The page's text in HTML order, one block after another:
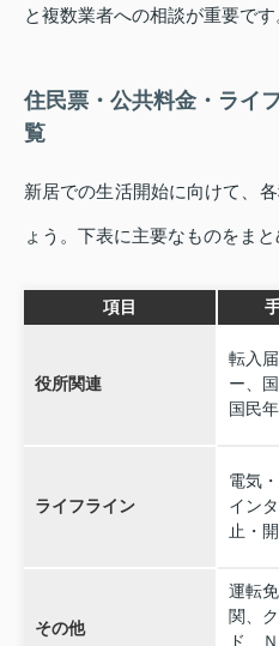
と複数業者への相談が重要です
住民票・公共料金・ライ
覧
新居での生活開始に向けて、
ょう。下表に主要なものをまと
項目
役所関連
転入
ー、
国民
ライフライン
電気
イン
止・
その他
運転
関、
ド、